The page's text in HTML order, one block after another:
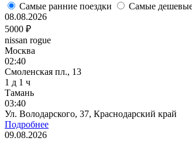
Самые ранние поездки
Самые
08.08.2026
5000 ₽
nissan rogue
Москва
02:40
Смоленская пл., 13
1 д 1 ч
Тамань
03:40
Ул. Володарского, 37, Краснодарский край
Подробнее
09.08.2026